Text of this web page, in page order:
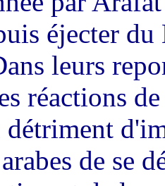
éjecter
leurs
réactions
détriment
de se